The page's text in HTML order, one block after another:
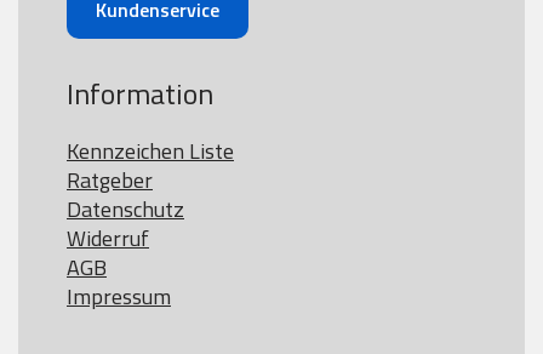
Kundenservice
Information
Kennzeichen Liste
Ratgeber
Datenschutz
Widerruf
AGB
Impressum